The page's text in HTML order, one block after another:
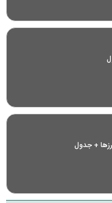
+ جدول